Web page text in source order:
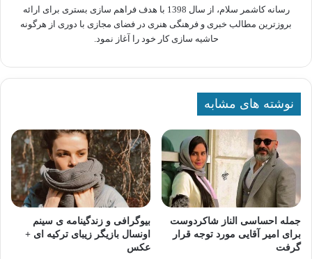
رسانه کاشمر سلام، از سال 1398 با هدف فراهم سازی بستری برای ارائه
بروزترین مطالب خبری و فرهنگی هنری در فضای مجازی با دوری از هرگونه
حاشیه سازی کار خود را آغاز نمود.
نوشته های مشابه
جمله احساسی الناز شاکردوست
برای امیر آقایی مورد توجه قرار
گرفت
بیوگرافی و زندگینامه ی سینم
اونسال بازیگر زیبای ترکیه ای +
عکس